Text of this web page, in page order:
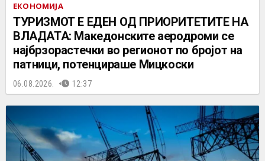
ЕКОНОМИЈА
ТУРИЗМОТ Е ЕДЕН ОД ПРИОРИТЕТИТЕ НА
ВЛАДАТА: Македонските аеродроми се
најбрзорастечки во регионот по бројот на
патници, потенцираше Мицкоски
06.08.2026. 12:37